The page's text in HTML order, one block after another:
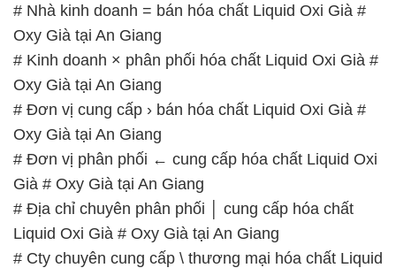
# Nhà kinh doanh = bán hóa chất Liquid Oxi Già #
Oxy Già tại An Giang
# Kinh doanh × phân phối hóa chất Liquid Oxi Già #
Oxy Già tại An Giang
# Đơn vị cung cấp › bán hóa chất Liquid Oxi Già #
Oxy Già tại An Giang
# Đơn vị phân phối ← cung cấp hóa chất Liquid Oxi
Già # Oxy Già tại An Giang
# Địa chỉ chuyên phân phối │ cung cấp hóa chất
Liquid Oxi Già # Oxy Già tại An Giang
# Cty chuyên cung cấp \ thương mại hóa chất Liquid